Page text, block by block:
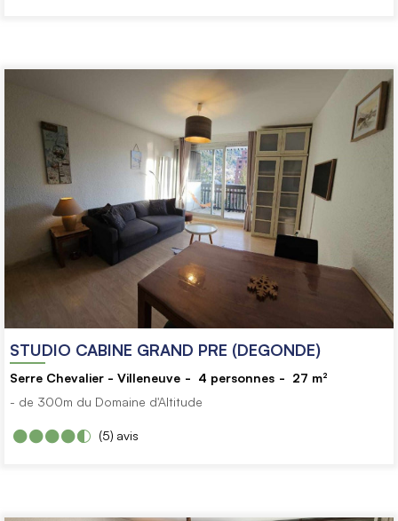
STUDIO CABINE GRAND PRE (DEGONDE)
Serre Chevalier - Villeneuve 4 personnes 27 m²
- de 300m du Domaine d'Altitude
avis
(5)